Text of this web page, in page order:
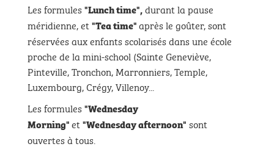
Les formules"Lunch time",durant la pause
méridienne, et "Tea time"après le goûter, sont
réservées aux enfants scolarisés dans une école
proche de la mini-school (Sainte Geneviève,
Pinteville, Tronchon, Marronniers, Temple,
Luxembourg, Crégy, Villenoy...
Les formules"Wednesday
Morning"et "Wednesday afternoon" sont
ouvertes à tous.